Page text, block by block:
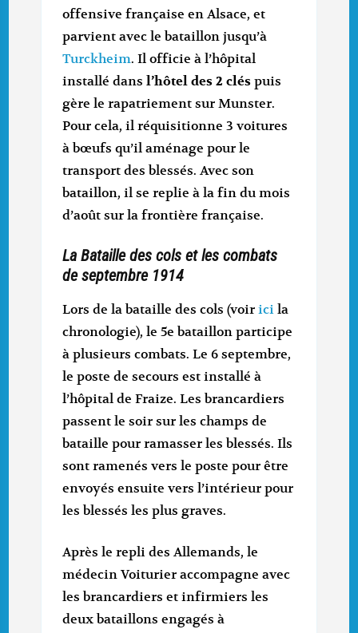
offensive française en Alsace, et
parvient avec le bataillon jusqu’à
Turckheim. Il officie à l’hôpital
installé dans l’hôtel des 2 clés puis
gère le rapatriement sur Munster.
Pour cela, il réquisitionne 3 voitures
à bœufs qu’il aménage pour le
transport des blessés. Avec son
bataillon, il se replie à la fin du mois
d’août sur la frontière française.
La Bataille des cols et les combats
de septembre 1914
Lors de la bataille des cols (voiricila
chronologie), le 5e bataillon participe
à plusieurs combats. Le 6 septembre,
le poste de secours est installé à
l’hôpital de Fraize. Les brancardiers
passent le soir sur les champs de
bataille pour ramasser les blessés. Ils
sont ramenés vers le poste pour être
envoyés ensuite vers l’intérieur pour
les blessés les plus graves.
Après le repli des Allemands, le
médecin Voiturier accompagne avec
les brancardiers et infirmiers les
deux bataillons engagés à